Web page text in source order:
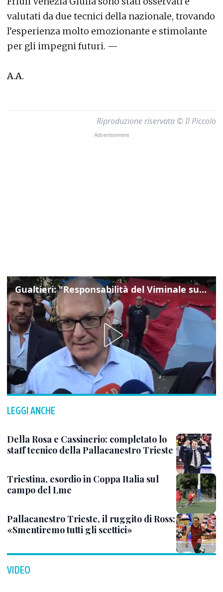
valutati da due tecnici della nazionale, trovando
l’esperienza molto emozionante e stimolante
per gli impegni futuri. —
A.A.
Riproduzione riservata © Il Piccolo
Gualtieri: "Responsabilità del Viminale su Spin Time? La posizione dei partiti è nota"
LEGGI ANCHE
Della Rosa e Cassinerio: completato lo
staff tecnico della Pallacanestro Trieste
Triestina, esordio in Coppa Italia sul
campo del Lme
Pallacanestro Trieste, il ruggito di Ross:
«Smentiremo tutti gli scettici»
VIDEO